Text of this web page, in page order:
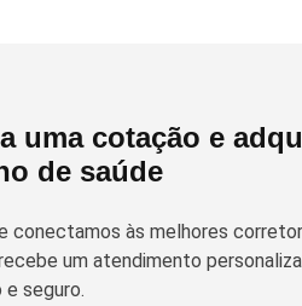
uma cotação e
de saúde
conectamos às melhores
um atendimento
e seguro.